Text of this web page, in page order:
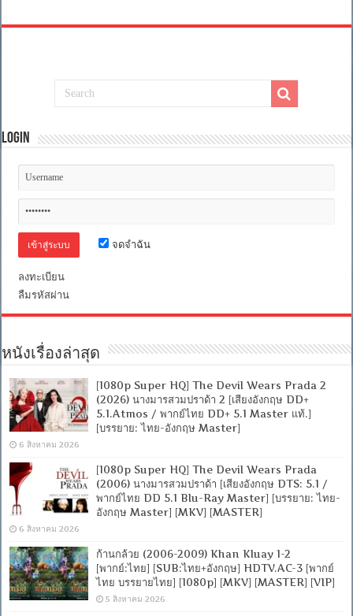
Login
จดจำฉัน
ลงทะเบียน
ลืมรหัสผ่าน
หนังเรื่องล่าสุด
[1080p Super HQ] The Devil Wears Prada 2
(2026) นางมารสวมปราด้า 2 [เสียงอังกฤษ DD+
5.1.Atmos / พากย์ไทย DD+ 5.1 Master แท้.]
[บรรยาย: ไทย-อังกฤษ Master]
6 สิงหาคม 2026
[1080p Super HQ] The Devil Wears Prada
(2006) นางมารสวมปราด้า [เสียงอังกฤษ DTS: 5.1 /
พากย์ไทย DD 5.1 Blu-Ray Master] [บรรยาย: ไทย-
อังกฤษ Master] [MKV] [MASTER]
6 สิงหาคม 2026
ก้านกล้วย (2006-2009) Khan Kluay 1-2
[พากย์:ไทย] [SUB:ไทย+อังกฤษ] HDTV.AC-3 [พากย์
ไทย บรรยายไทย] [1080p] [MKV] [MASTER] [VIP]
5 สิงหาคม 2026